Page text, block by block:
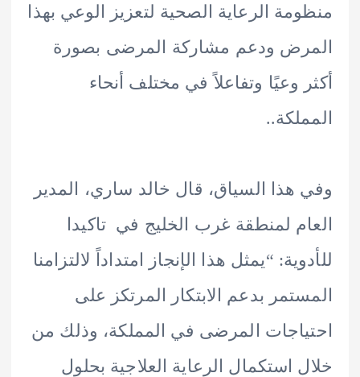
الرعاية الصحية لتعزيز الوعي بهذا
ودعم مشاركة المرضى بصورة
وعيًا وتفاعلاً في مختلف أنحاء
السياق، قال خالد ساري، المدير
لمنطقة غرب الخليج في تاكيدا
“يمثل هذا الإنجاز امتداداً لالتزامنا
بدعم الابتكار المرتكز على
المرضى في المملكة، وذلك من
استكمال الرعاية العلاجية بحلول